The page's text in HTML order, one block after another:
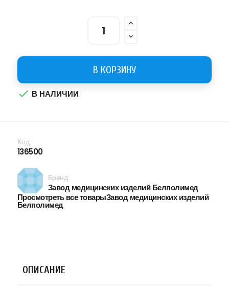
В КОРЗИНУ
 В НАЛИЧИИ
Код
136500
Бренд
Завод медицинских изделий Белполимед
Просмотреть все товарыЗавод медицинских изделий
Белполимед
ОПИСАНИЕ